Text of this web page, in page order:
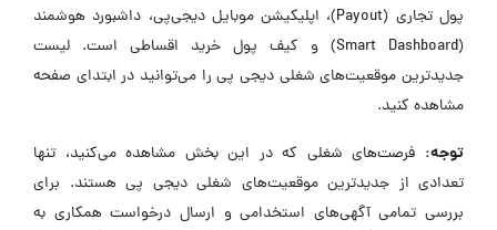
پول تجاری (Payout)، اپلیکیشن موبایل دیجی‌پی، داشبورد هوشمند
(Smart Dashboard) و کیف پول خرید اقساطی است. لیست
جدیدترین موقعیت‌های شغلی دیجی پی را می‌توانید در ابتدای صفحه
مشاهده کنید.
توجه: فرصت‌های شغلی که در این بخش مشاهده می‌کنید، تنها
تعدادی از جدیدترین موقعیت‌های شغلی دیجی پی هستند. برای
بررسی تمامی آگهی‌های استخدامی و ارسال درخواست همکاری به